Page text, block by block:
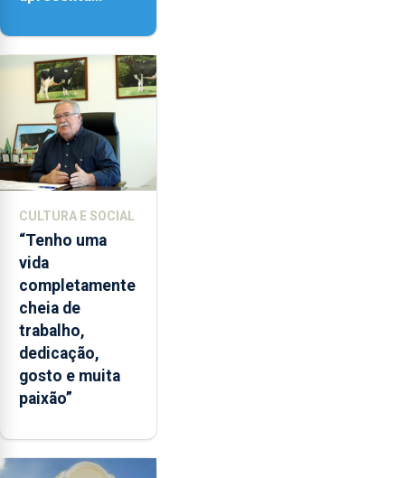
Paisagem’
CULTURA E SOCIAL
“Tenho uma
vida
completamente
cheia de
trabalho,
dedicação,
gosto e muita
paixão”